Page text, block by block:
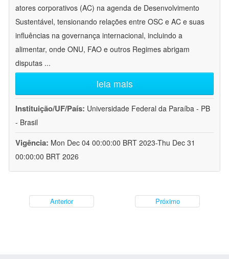
atores corporativos (AC) na agenda de Desenvolvimento
Sustentável, tensionando relações entre OSC e AC e suas
influências na governança internacional, incluindo a
alimentar, onde ONU, FAO e outros Regimes abrigam
disputas ...
leia mais
Instituição/UF/País: Universidade Federal da Paraíba - PB
- Brasil
Vigência: Mon Dec 04 00:00:00 BRT 2023-Thu Dec 31
00:00:00 BRT 2026
Anterior Próximo